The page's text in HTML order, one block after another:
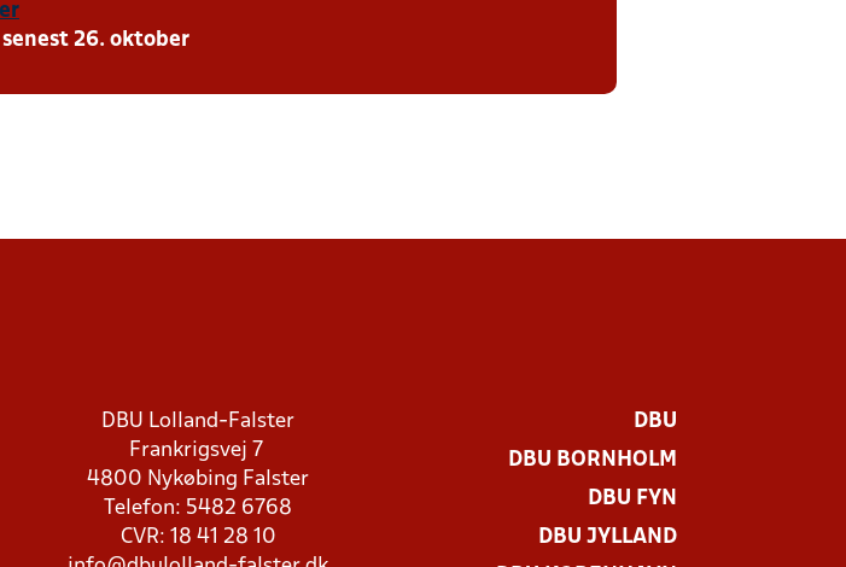
26. oktober
DBU Lolland-Falster
Frankrigsvej 7
4800 Nykøbing Falster
Telefon: 5482 6768
CVR: 18 41 28 10
DBU
DBU BORNHOLM
DBU FYN
DBU JYLLAND